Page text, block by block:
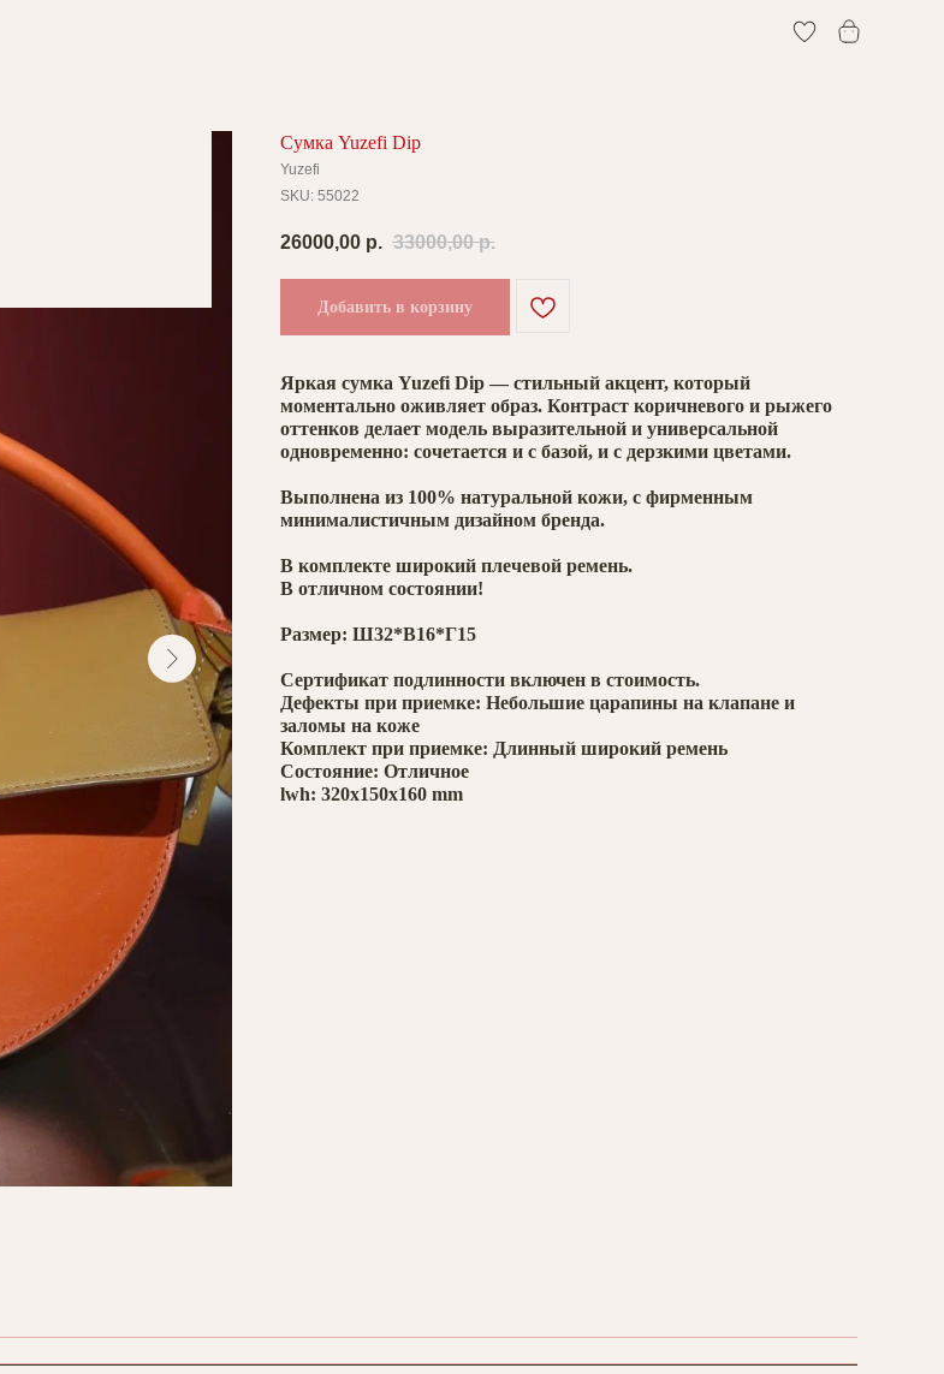
Сумка Yuzefi Dip
Yuzefi
SKU: 55022
26000,00 р. 33000,00 р.
Добавить в корзину
Яркая сумка Yuzefi Dip — стильный акцент, который
моментально оживляет образ. Контраст коричневого и рыжего
оттенков делает модель выразительной и универсальной
одновременно: сочетается и с базой, и с дерзкими цветами.
Выполнена из 100% натуральной кожи, с фирменным
минималистичным дизайном бренда.
В комплекте широкий плечевой ремень.
В отличном состоянии!
Размер: Ш32*В16*Г15
Сертификат подлинности включен в стоимость.
Дефекты при приемке: Небольшие царапины на клапане и
заломы на коже
Комплект при приемке: Длинный широкий ремень
Состояние: Отличное
lwh: 320x150x160 mm